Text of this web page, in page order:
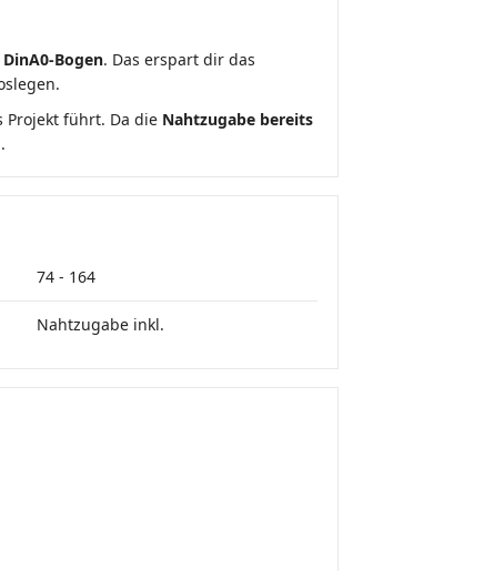
Bogen. Das erspart dir das
führt. Da die Nahtzugabe bereits
74 - 164
Nahtzugabe inkl.